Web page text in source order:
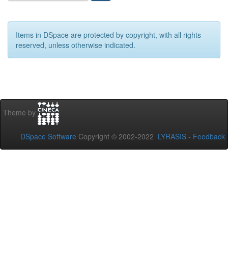
Items in DSpace are protected by copyright, with all rights
reserved, unless otherwise indicated.
Theme by
DSpace Software Copyright © 2002-2022 LYRASIS - Feedback